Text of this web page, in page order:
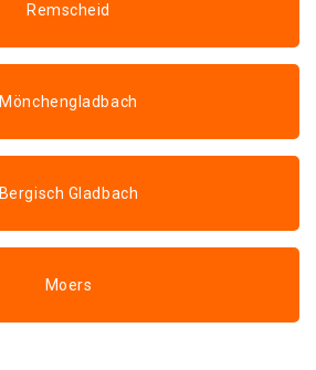
Remscheid
Mönchengladbach
Bergisch Gladbach
Moers